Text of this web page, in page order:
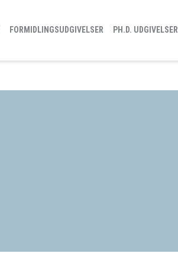
FORMIDLINGSUDGIVELSER PH.D. UDGIVELSER